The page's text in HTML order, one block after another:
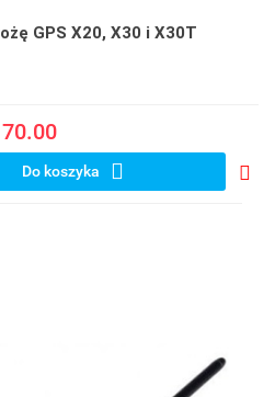
GPS X20, X30 i X30T
70.00
Do koszyka